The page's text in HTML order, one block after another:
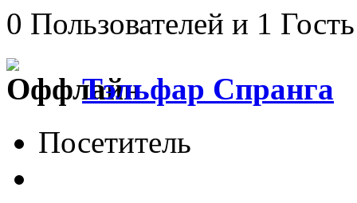
0 Пользователей и 1
Тэльфар Спранга
Посетитель